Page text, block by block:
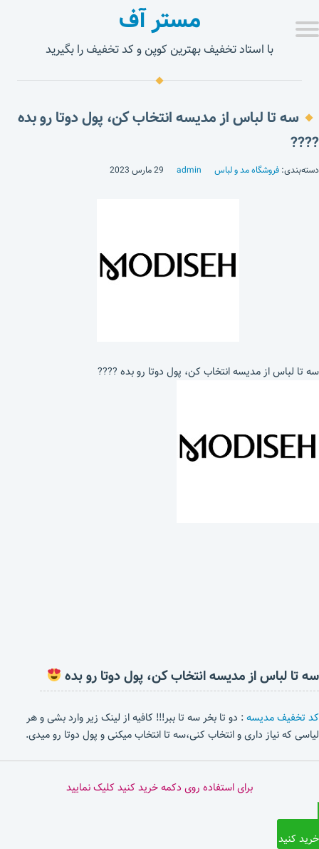
مستر آف
با استاد تخفیف بهترین کوپن و کد تخفیف را بگیرید
سه تا لباس از مدیسه انتخاب کن، پول دوتا رو بده
????
دسته‌بندی: فروشگاه مد و لباس admin 29 مارس 2023
سه تا لباس از مدیسه انتخاب کن، پول دوتا رو بده ????
سه تا لباس از مدیسه انتخاب کن، پول دوتا رو بده
کد تخفیف مدیسه: دو تا بخر سه تا ببر!!! کافیه از لینک زیر وارد بشی و هر
لیاسی که نیاز داری و انتخاب کنی،سه تا انتخاب میکنی و پول دوتا رو میدی.
برای استفاده روی دکمه خرید کنید کلیک نمایید
خرید کنید